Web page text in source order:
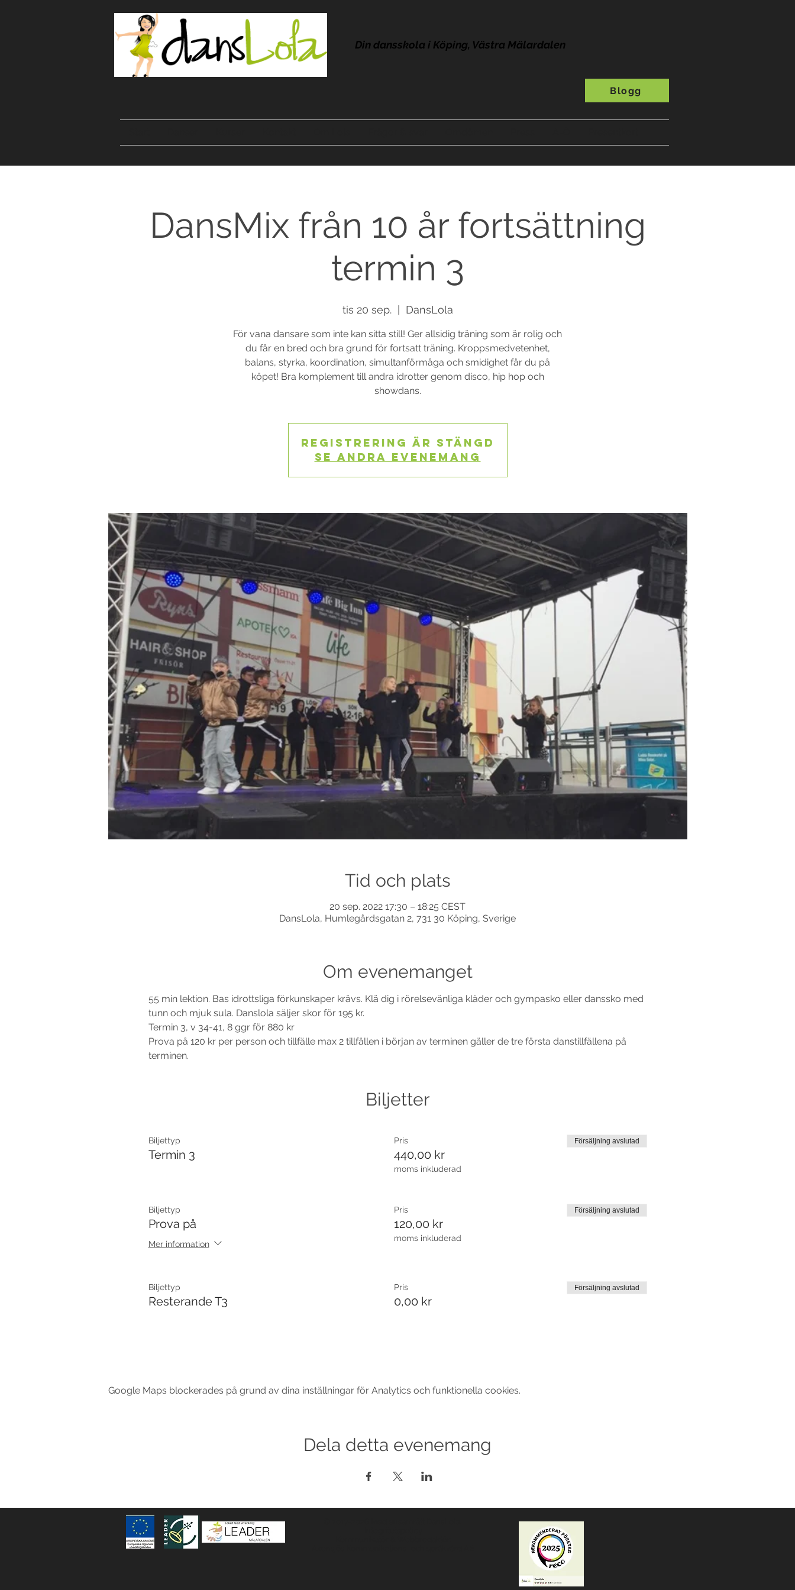
Din dansskola i Köping, Västra Mälardalen
Blogg
DansMix från 10 år fortsättning
termin 3
tis 20 sep.
  |
DansLola
För vana dansare som inte kan sitta still! Ger allsidig träning som är rolig och
du får en bred och bra grund för fortsatt träning. Kroppsmedvetenhet,
balans, styrka, koordination, simultanförmåga och smidighet får du på
köpet! Bra komplement till andra idrotter genom disco, hip hop och
showdans.
Registrering är stängd
Se andra evenemang
Tid och plats
20 sep. 2022 17:30 – 18:25 CEST
DansLola, Humlegårdsgatan 2, 731 30 Köping, Sverige
Om evenemanget
55 min lektion. Bas idrottsliga förkunskaper krävs. Klä dig i rörelsevänliga kläder och gympasko eller danssko med
tunn och mjuk sula. Danslola säljer skor för 195 kr.
Termin 3, v 34-41, 8 ggr för 880 kr
Prova på 120 kr per person och tillfälle max 2 tillfällen i början av terminen gäller de tre första danstillfällena på
terminen.
Biljetter
Biljettyp
Termin 3
Pris
440,00 kr
moms inkluderad
Försäljning avslutad
Biljettyp
Prova på
Mer information
Pris
120,00 kr
moms inkluderad
Försäljning avslutad
Biljettyp
Resterande T3
Pris
0,00 kr
Försäljning avslutad
Google Maps blockerades på grund av dina inställningar för Analytics och funktionella cookies.
Dela detta evenemang